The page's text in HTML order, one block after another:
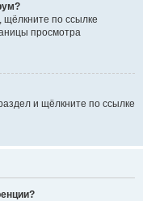
по ссылке
просмотра
и щёлкните по ссылке